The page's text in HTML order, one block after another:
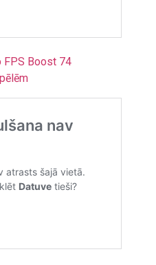
Boost 74